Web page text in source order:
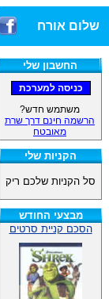
שלום אורח
החשבון שלי
משתמש חדש?
הרשמה חינם דרך שרת
מאובטח
הקניות שלי
סל הקניות שלכם ריק
מבצעי החודש
הסכם קניית סרטים